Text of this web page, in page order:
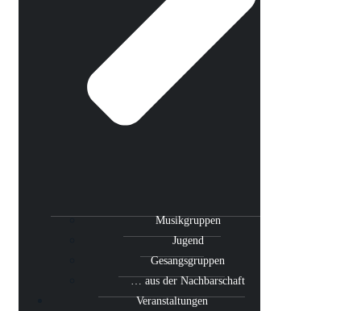
Musikgruppen
Jugend
Gesangsgruppen
… aus der Nachbarschaft
Veranstaltungen